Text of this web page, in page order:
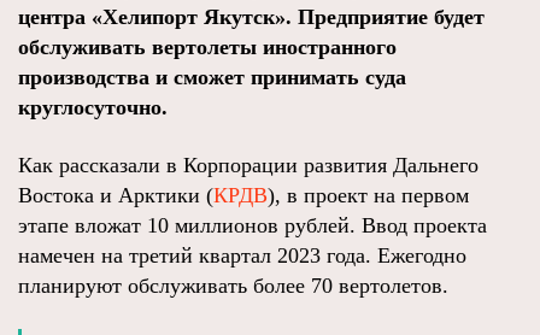
центра «Хелипорт Якутск». Предприятие будет
обслуживать вертолеты иностранного
производства и сможет принимать суда
круглосуточно.
Как рассказали в Корпорации развития Дальнего
Востока и Арктики (КРДВ), в проект на первом
этапе вложат 10 миллионов рублей. Ввод проекта
намечен на третий квартал 2023 года. Ежегодно
планируют обслуживать более 70 вертолетов.